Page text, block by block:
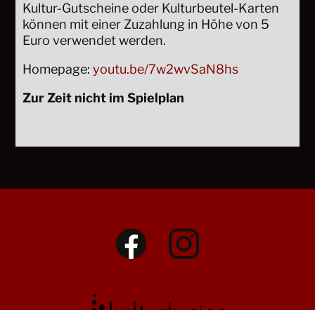
Kultur-Gutscheine oder Kulturbeutel-Karten
können mit einer Zuzahlung in Höhe von 5
Euro verwendet werden.
Homepage:youtu.be/7w2wvSaN8hs
Zur Zeit nicht im Spielplan